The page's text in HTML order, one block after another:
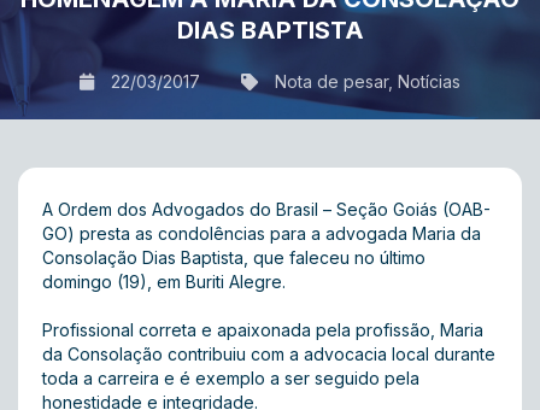
DIAS BAPTISTA
22/03/2017 Nota de pesar, Notícias
A Ordem dos Advogados do Brasil – Seção Goiás (OAB-
GO) presta as condolências para a advogada Maria da
Consolação Dias Baptista, que faleceu no último
domingo (19), em Buriti Alegre.
Profissional correta e apaixonada pela profissão, Maria
da Consolação contribuiu com a advocacia local durante
toda a carreira e é exemplo a ser seguido pela
honestidade e integridade.